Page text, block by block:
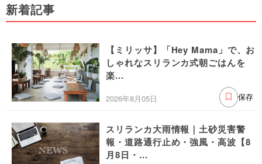
新着記事
【ミリッサ】「Hey Mama」で、お
しゃれなスリランカ式朝ごはんを
楽...
2026年8月05日 保存
スリランカ大雨情報｜土砂災害警
報・道路通行止め・強風・高波【8
月8日・...